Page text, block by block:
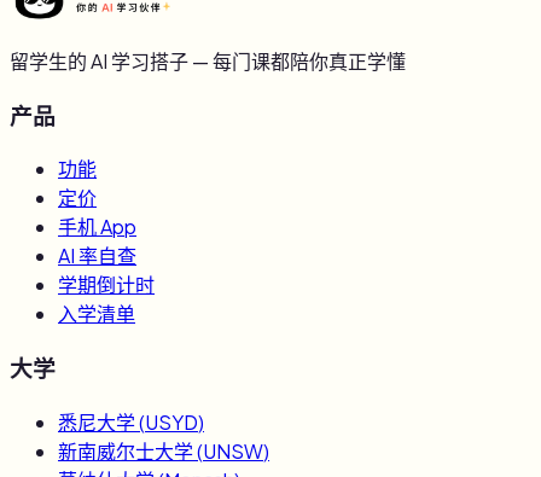
留学生的 AI 学习搭子 — 每门课都陪你真正学懂
产品
功能
定价
手机 App
AI 率自查
学期倒计时
入学清单
大学
悉尼大学(USYD)
新南威尔士大学(UNSW)